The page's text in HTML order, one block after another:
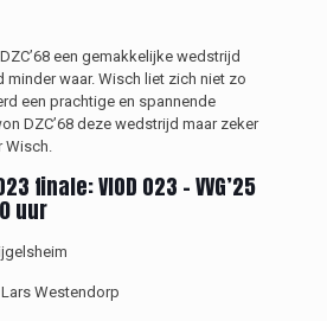
een gemakkelijke wedstrijd
minder waar. Wisch liet zich niet zo
een prachtige en spannende
DZC’68 deze wedstrijd maar zeker
finale:VIOD O23 –VVG’25
uur
Lars Westendorp